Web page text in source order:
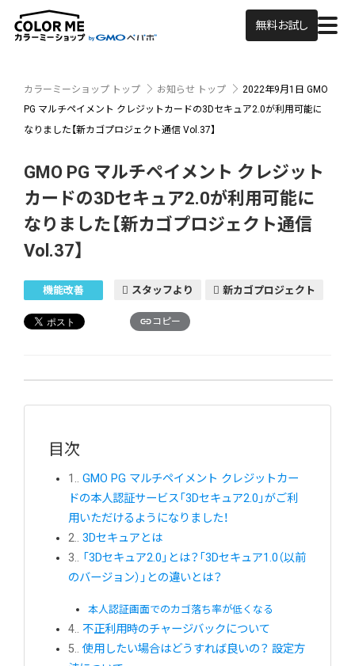
無料お試し
カラーミーショップ トップ お知らせ トップ 2022年9月1日 GMO
PG マルチペイメント クレジットカードの3Dセキュア2.0が利用可能に
なりました【新カゴプロジェクト通信 Vol.37】
GMO PG マルチペイメント クレジット
カードの3Dセキュア2.0が利用可能に
なりました【新カゴプロジェクト通信
Vol.37】
機能改善 スタッフより 新カゴプロジェクト
コピー
目次
1. GMO PG マルチペイメント クレジットカー
ドの本人認証サービス「3Dセキュア2.0」がご利
用いただけるようになりました！
2. 3Dセキュアとは
3. 「3Dセキュア2.0」とは？「3Dセキュア1.0（以前
のバージョン）」との違いとは？
本人認証画面でのカゴ落ち率が低くなる
4. 不正利用時のチャージバックについて
5. 使用したい場合はどうすれば良いの？ 設定方